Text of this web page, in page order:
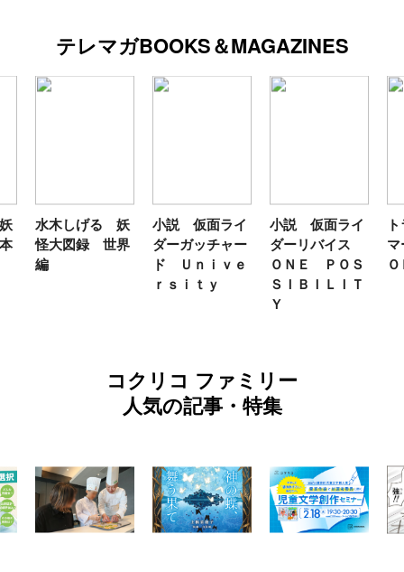
テレマガBOOKS＆MAGAZINES
水木しげる 妖
怪大図録 世界
編
小説 仮面ライ
ダーガッチャー
ド Ｕｎｉｖｅ
ｒｓｉｔｙ
小説 仮面ライ
ダーリバイス
ＯＮＥ ＰＯＳ
ＳＩＢＩＬＩＴ
Ｙ
コクリコ ファミリー
人気の記事・特集